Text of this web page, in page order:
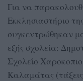
Για να
Εκκλησιαστήριο
συγκεντρώθηκαν
εξής σχολεία:
Σχολείο
Καλαμάτας (τάξεις